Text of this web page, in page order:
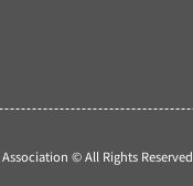
© All Rights Reserved